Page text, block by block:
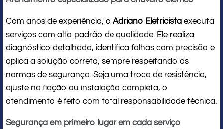
Com anos de experiência, o Adriano Eletricista executa
serviços com alto padrão de qualidade. Ele realiza
diagnóstico detalhado, identifica falhas com precisão e
aplica a solução correta, sempre respeitando as
normas de segurança. Seja uma troca de resistência,
ajuste na fiação ou instalação completa, o
atendimento é feito com total responsabilidade técnica.
Segurança em primeiro lugar em cada serviço